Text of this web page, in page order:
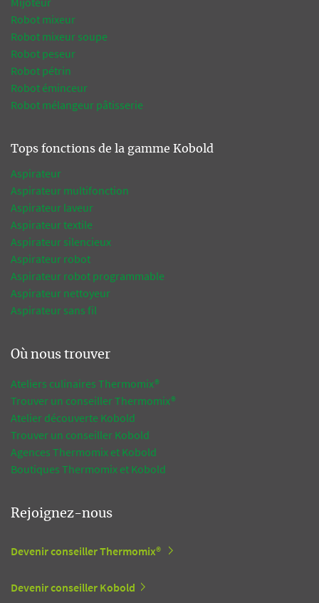
Robot mixeur
Robot mixeur soupe
Robot peseur
Robot pétrin
Robot éminceur
Robot mélangeur pâtisserie
Tops fonctions de la gamme Kobold
Aspirateur
Aspirateur multifonction
Aspirateur laveur
Aspirateur textile
Aspirateur silencieux
Aspirateur robot
Aspirateur robot programmable
Aspirateur nettoyeur
Aspirateur sans fil
Où nous trouver
Ateliers culinaires Thermomix®
Trouver un conseiller Thermomix®
Atelier découverte Kobold
Trouver un conseiller Kobold
Agences Thermomix et Kobold
Boutiques Thermomix et Kobold
Rejoignez-nous
Devenir conseiller Thermomix®
Devenir conseiller Kobold